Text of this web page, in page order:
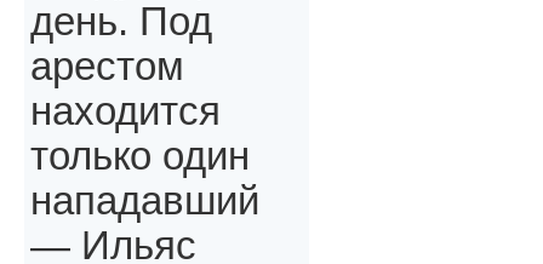
день. Под
арестом
находится
только один
нападавший
— Ильяс